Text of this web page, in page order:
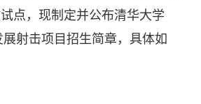
点，现制定并公布清华大学
射击项目招生简章，具体如